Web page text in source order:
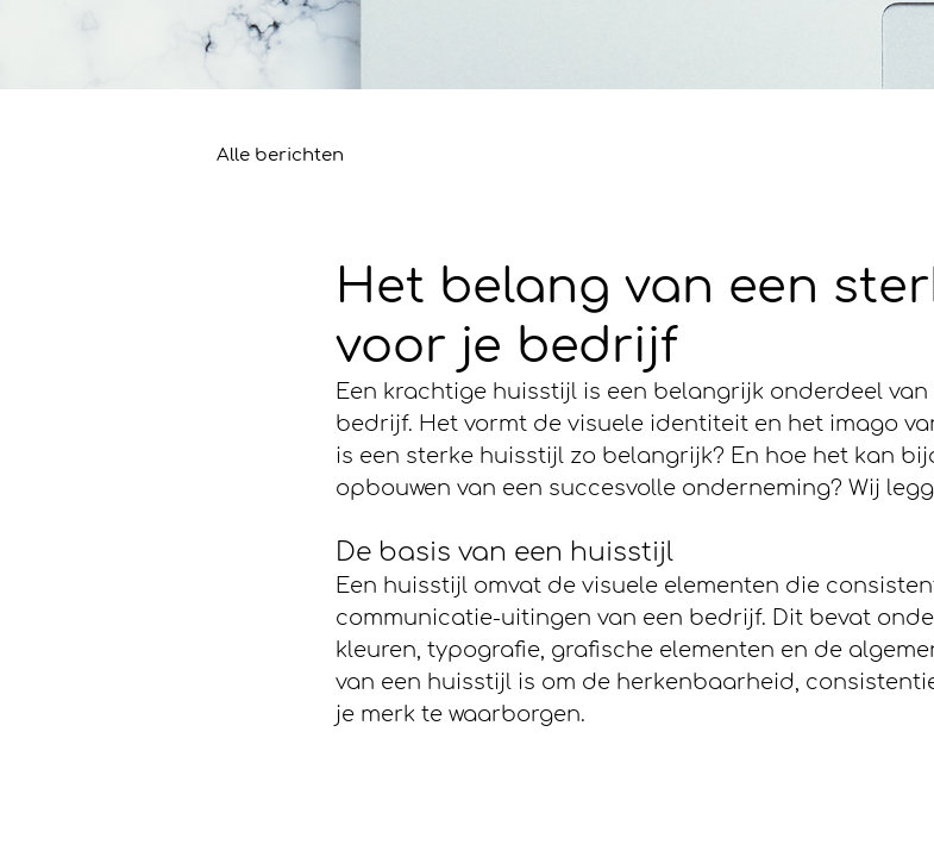
Alle berichten
Het belang van een
voor je bedrijf
Een krachtige huisstijl is een belangrijk onderdeel van
bedrijf. Het vormt de visuele identiteit en het imago
is een sterke huisstijl zo belangrijk? En hoe het kan
opbouwen van een succesvolle onderneming? Wij
De basis van een huisstijl
Een huisstijl omvat de visuele elementen die
communicatie-uitingen van een bedrijf. Dit bevat
kleuren, typografie, grafische elementen en de
van een huisstijl is om de herkenbaarheid,
je merk te waarborgen.